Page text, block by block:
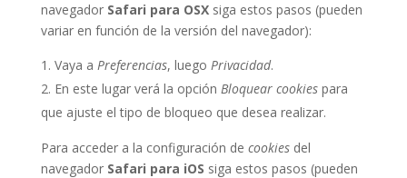
navegador Safari para OSXsiga estos pasos (pueden
variar en función de la versión del navegador):
Vaya a Preferencias, luego Privacidad.
En este lugar verá la opción Bloquear cookiespara
que ajuste el tipo de bloqueo que desea realizar.
Para acceder a la configuración de cookiesdel
navegador Safari para iOS siga estos pasos (pueden